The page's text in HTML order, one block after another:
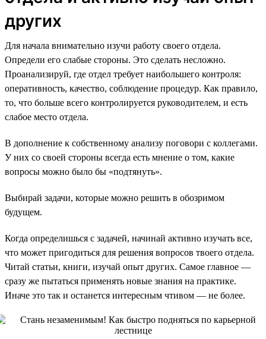
других
Для начала внимательно изучи работу своего отдела.
Определи его слабые стороны. Это сделать несложно.
Проанализируй, где отдел требует наибольшего контроля:
оперативность, качество, соблюдение процедур. Как правило,
то, что больше всего контролируется руководителем, и есть
слабое место отдела.
В дополнение к собственному анализу поговори с коллегами.
У них со своей стороны всегда есть мнение о том, какие
вопросы можно было бы «подтянуть».
Выбирай задачи, которые можно решить в обозримом
будущем.
Когда определишься с задачей, начинай активно изучать все,
что может пригодиться для решения вопросов твоего отдела.
Читай статьи, книги, изучай опыт других. Самое главное —
сразу же пытаться применять новые знания на практике.
Иначе это так и останется интересным чтивом — не более.